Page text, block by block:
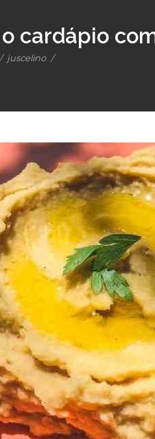
cardápio
/ juscelino /